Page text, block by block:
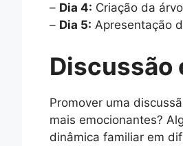
– Dia 4: Criação da
– Dia 5: Apresentação
Discussão
Promover uma
mais emocionantes?
dinâmica familiar em